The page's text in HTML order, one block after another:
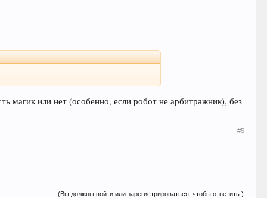
магик или нет (особенно, если робот не арбитражник), без
#5
(Вы должны войти или зарегистрироваться, чтобы ответить.)